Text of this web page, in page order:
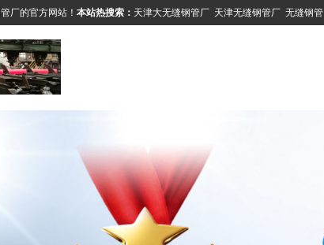
厂的官方网站！ 本站热搜索： 天津大无缝钢管厂 天津无缝钢管厂 无缝钢管